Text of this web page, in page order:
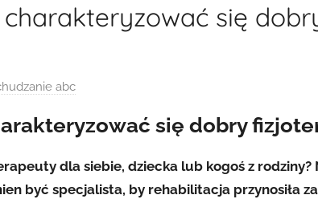
się
abc
się dobry
dla siebie, dziecka lub kogoś z rodziny?
być specjalista, by rehabilitacja przynosiła